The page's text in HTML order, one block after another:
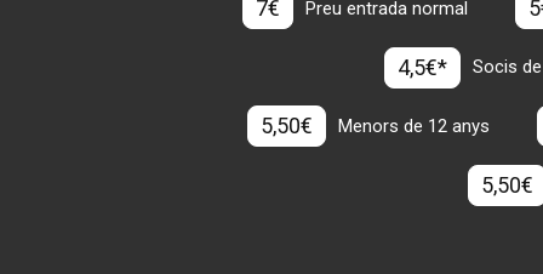
7€ Preu entrada normal
4,5€* Socis
5,50€ Menors de 12 anys
5,50€